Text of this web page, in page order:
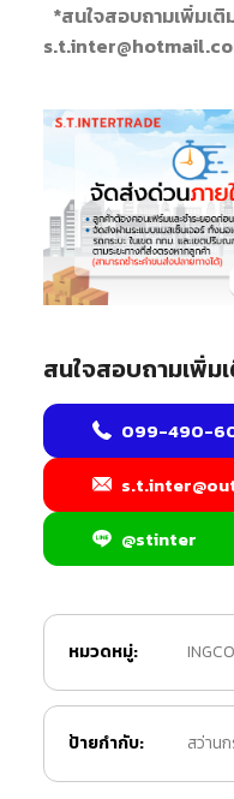
*สนใจสอบถามเพิ่มเ
สนใจสอบถามเพิ่ม
099-490-
@stinter
หมวดหมู่: INGCO
ป้ายกำกับ: สว่าน